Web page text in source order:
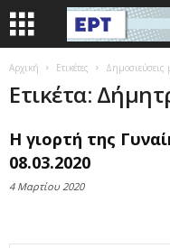
Αρχική Ετικέτες Δημοσιεύσεις
Ετικέτα:
Η γιορτή της
08.03.2020
4 Μαρτίου 2020